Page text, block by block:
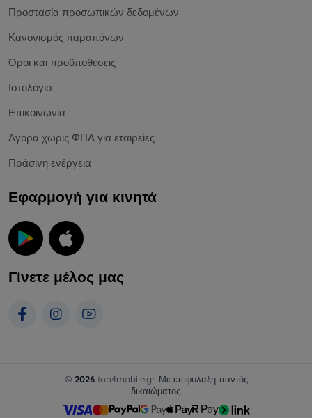
Προστασία προσωπικών δεδομένων
Κανονισμός παραπόνων
Όροι και προϋποθέσεις
Ιστολόγιο
Επικοινωνία
Αγορά χωρίς ΦΠΑ για εταιρείες
Πράσινη ενέργεια
Εφαρμογή για κινητά
Γίνετε μέλος μας
© 2026top4mobile.gr. Με επιφύλαξη παντός
δικαιώματος.